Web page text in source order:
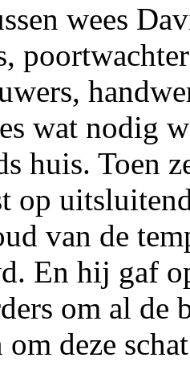
wees
wat nodig
huis. Toen
op
van de
En hij gaf
om al de
om deze